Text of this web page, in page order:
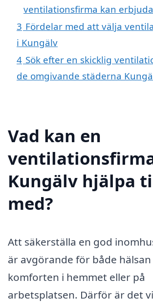
ventilationsfirma kan
3 Fördelar med att välja
i Kungälv
4 Sök efter en skicklig
de omgivande städerna
Vad kan en
Kungälv hjälpa
med?
Att säkerställa en god
är avgörande för både hälsan
komforten i hemmet eller på
arbetsplatsen. Därför är det